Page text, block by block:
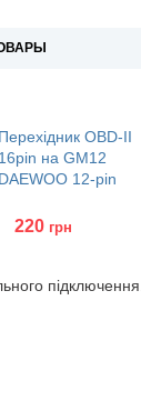
Перехідник OBD-II
16pin на GM12
DAEWOO 12-pin
220 грн
підключення.